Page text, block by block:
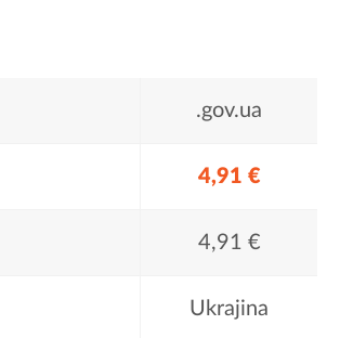
.gov.ua
4,91 €
4,91 €
Ukrajina